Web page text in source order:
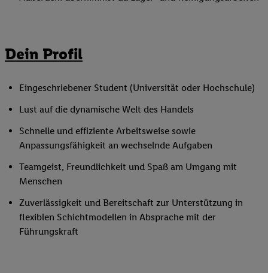
Dein Profil
Eingeschriebener Student (Universität oder Hochschule)
Lust auf die dynamische Welt des Handels
Schnelle und effiziente Arbeitsweise sowie
Anpassungsfähigkeit an wechselnde Aufgaben
Teamgeist, Freundlichkeit und Spaß am Umgang mit
Menschen
Zuverlässigkeit und Bereitschaft zur Unterstützung in
flexiblen Schichtmodellen in Absprache mit der
Führungskraft